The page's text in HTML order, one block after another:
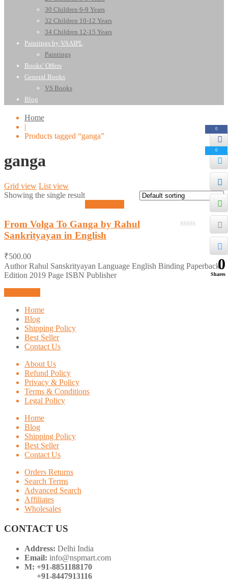
30 Children 6-9 Years
32 Children 10-12 Years
34 Children 12-15 Years
Paintings by VAAIPL
Paintings
Books’ Offers
General Books
VS Books
Blog
Home
|
Products tagged “ganga”
ganga
Grid view List view
Showing the single result
From Volga To Ganga by Rahul
Sankrityayan in English
₹500.00
Author Rahul Sanskrityayan Language English Binding Paperback
Edition 2019 Page ISBN Publisher
Home
Blog
Shipping Policy
Best Seller
Contact Us
About Us
Refund Policy
Privacy & Policy
Terms & Conditions
Legal Policy
Home
Blog
Shipping Policy
Best Seller
Contact Us
Orders Returns
Search Terms
Advanced Search
Affiliates
Wholesales
CONTACT US
Address: Delhi India
Email: info@nspmart.com
M: +91-8851188170
+91-8447913116
0
0
0
Shares